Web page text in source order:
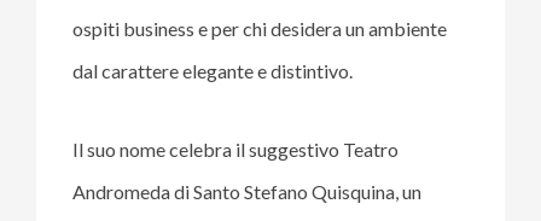
ospiti business e per chi desidera un ambiente
dal carattere elegante e distintivo.
Il suo nome celebra il suggestivo Teatro
Andromeda di Santo Stefano Quisquina, un